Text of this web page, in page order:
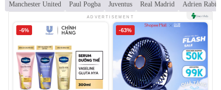
Manchester United Paul Pogba Juventus Real Madrid Adrien
ADVERTISEMENT
-6% -63%